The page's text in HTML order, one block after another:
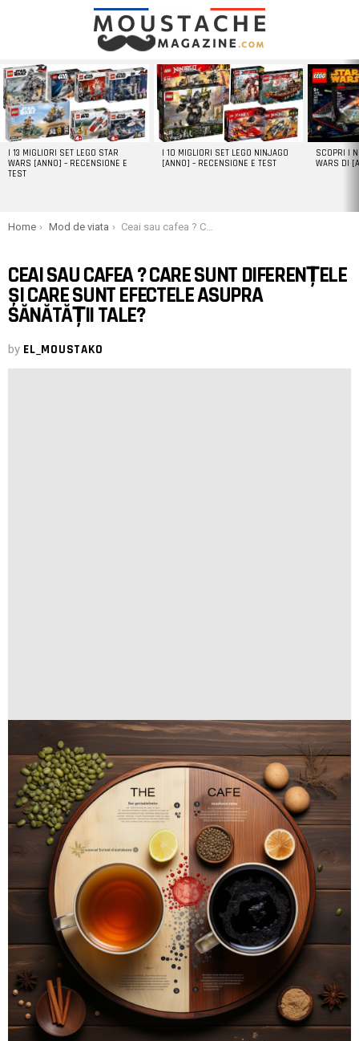
LATEST
STORIES
I 13 MIGLIORI SET LEGO STAR
WARS [ANNO] – RECENSIONE E
TEST
I 10 MIGLIORI SET LEGO NINJAGO
[ANNO] – RECENSIONE E TEST
SCOPRI I
WARS DI
You are here:
Home Mod de viata Ceai sau cafea ? Care sunt diferențele și care sunt efectele asupra sănătății tale?
CEAI SAU CAFEA ? CARE SUNT DIFERENȚELE
ȘI CARE SUNT EFECTELE ASUPRA
SĂNĂTĂȚII TALE?
by EL_MOUSTAKO